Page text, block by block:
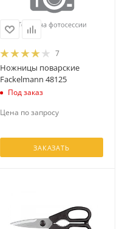
7
Ножницы поварские
Fackelmann 48125
Под заказ
Цена по запросу
ЗАКАЗАТЬ